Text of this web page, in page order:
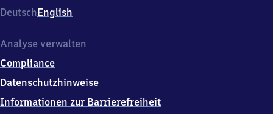
Bahnhof
2,
1
0
1
DeutschEnglish
Analyse verwalten
Compliance
Datenschutzhinweise
Informationen zur Barrierefreiheit